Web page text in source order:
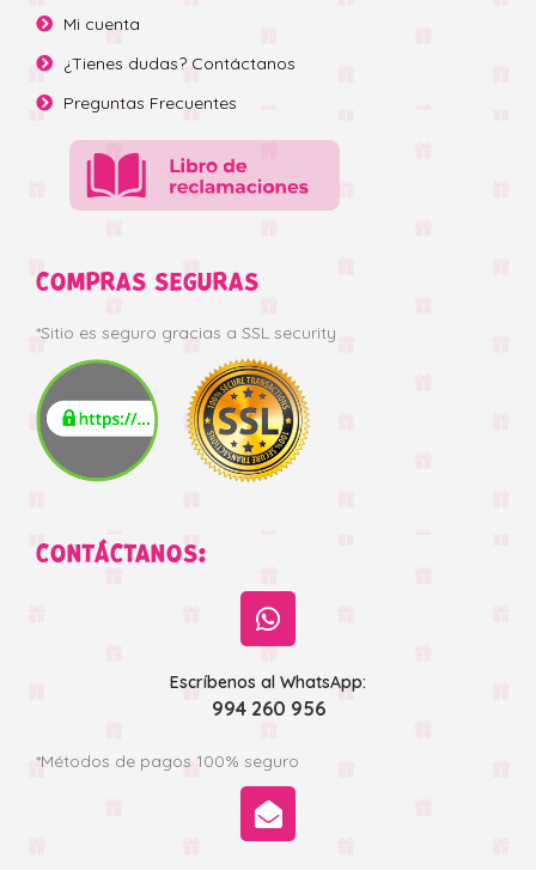
Mi cuenta
¿Tienes dudas? Contáctanos
Preguntas Frecuentes
COMPRAS SEGURAS
*Sitio es seguro gracias a SSL security
CONTÁCTANOS:
Escríbenos al WhatsApp:
994 260 956
*Métodos de pagos 100% seguro